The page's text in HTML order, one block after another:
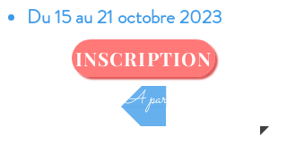
Du 15 au 21 octobre 2023
INSCRIPTION
A partir de 1400 €